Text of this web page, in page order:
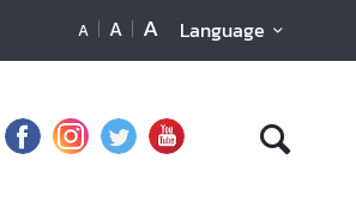
A A A Language